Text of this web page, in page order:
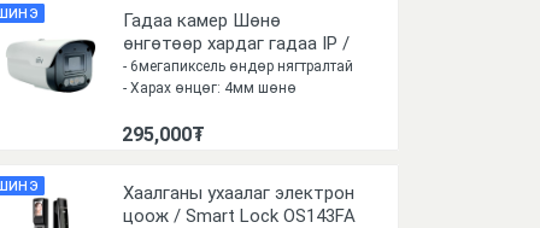
Гадаа камер Шөнө
өнгөтөөр хардаг гадаа IP /
UNIVIEW 6MP 4MM
ColorHunter /POE/
- 6мегапиксель өндөр нягтралтай
- Харах өнцөг: 4мм шөнө
- Шөнө өнгөтөөр хардаг
295,000₮
Хаалганы ухаалаг электрон
цоож / Smart Lock OS143FA